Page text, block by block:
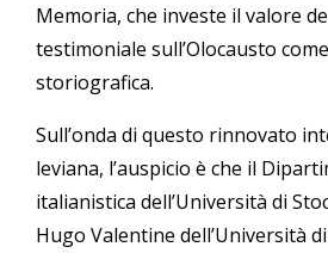
Memoria, che investe il valore
testimoniale sull’Olocausto
storiografica.
Sull’onda di questo rinnovato
leviana, l’auspicio è che il
italianistica dell’Università di
Hugo Valentine dell’Università